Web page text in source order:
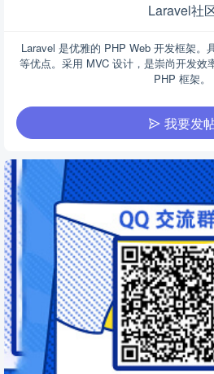
Laravel社
Laravel 是优雅的 PHP Web 开发框架。
等优点。采用 MVC 设计，是崇尚开发效
PHP 框架。
我要发